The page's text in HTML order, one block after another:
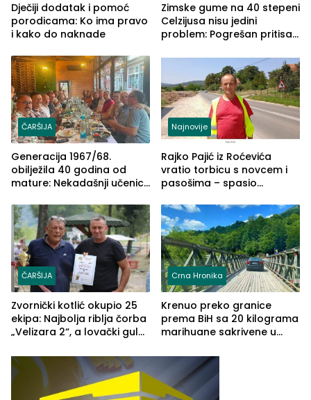
Dječiji dodatak i pomoć
porodicama: Ko ima pravo
i kako do naknade
Zimske gume na 40 stepeni
Celzijusa nisu jedini
problem: Pogrešan pritisak
ČARŠIJA
Generacija 1967/68.
obilježila 40 godina od
mature: Nekadašnji učenici
(FOTO)
Najnovije
Rajko Pajić iz Roćevića
vratio torbicu s novcem i
pasošima – spasio
Grčkoj
ČARŠIJA
Zvornički kotlić okupio 25
ekipa: Najbolja riblja čorba
„Velizara 2“, a lovački gulaš
Crna Hronika
Krenuo preko granice
prema BiH sa 20 kilograma
marihuane sakrivene u